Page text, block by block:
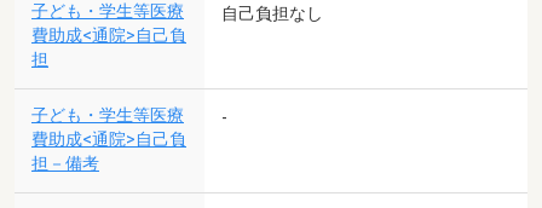
子ども・学生等医療
費助成<通院>自己負
担
自己負担なし
子ども・学生等医療
費助成<通院>自己負
担－備考
-